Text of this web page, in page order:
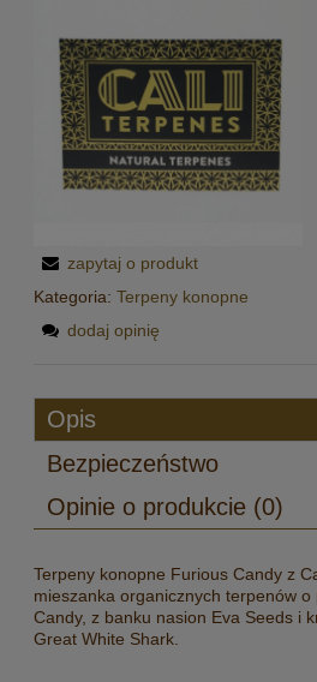
zapytaj o produkt
Kategoria: Terpeny konopne
dodaj opinię
Opis
Bezpieczeństwo
Opinie o produkcie (0)
Terpeny konopne Furious Candy z
mieszanka organicznych terpenów
Candy, z banku nasion Eva Seeds i
Great White Shark.